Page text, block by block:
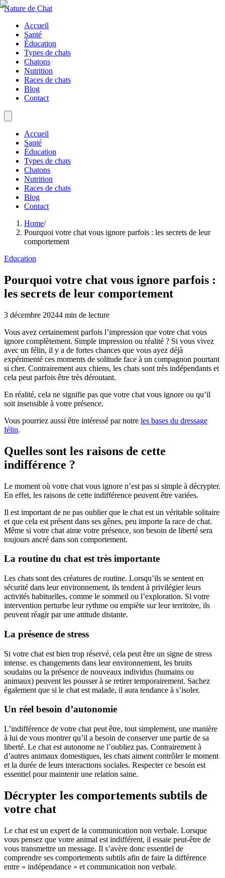
Nature de Chat
Accueil
Santé
Éducation
Types de chats
Chatons
Nutrition
Races de chats
Blog
Contact
Accueil
Santé
Éducation
Types de chats
Chatons
Nutrition
Races de chats
Blog
Contact
Home/
Pourquoi votre chat vous ignore parfois : les secrets de leur
comportement
Education
Pourquoi votre chat vous ignore parfois :
les secrets de leur comportement
3 décembre 20244 min de lecture
Vous avez certainement parfois l’impression que votre chat vous
ignore complètement. Simple impression ou réalité ? Si vous vivez
avec un félin, il y a de fortes chances que vous ayez déjà
expérimenté ces moments de solitude face à un compagnon pourtant
si cher. Contrairement aux chiens, les chats sont très indépendants et
cela peut parfois être très déroutant.
En réalité, cela ne signifie pas que votre chat vous ignore ou qu’il
soit insensible à votre présence.
Vous pourriez aussi être intéressé par notre les bases du dressage
félin.
Quelles sont les raisons de cette
indifférence ?
Le moment où votre chat vous ignore n’est pas si simple à décrypter.
En effet, les raisons de cette indifférence peuvent être variées.
Il est important de ne pas oublier que le chat est un véritable solitaire
et que cela est présent dans ses gênes, peu importe la race de chat.
Même si votre chat aime votre présence, son besoin de liberté sera
toujours ancré dans son comportement.
La routine du chat est très importante
Les chats sont des créatures de routine. Lorsqu’ils se sentent en
sécurité dans leur environnement, ils tendent à privilégier leurs
activités habituelles, comme le sommeil ou l’exploration. Si votre
intervention perturbe leur rythme ou empiète sur leur territoire, ils
peuvent réagir par une attitude distante.
La présence de stress
Si votre chat est bien trop réservé, cela peut être un signe de stress
intense. es changements dans leur environnement, les bruits
soudains ou la présence de nouveaux individus (humains ou
animaux) peuvent les pousser à se retirer temporairement. Sachez
également que si le chat est malade, il aura tendance à s’isoler.
Un réel besoin d’autonomie
L’indifférence de votre chat peut être, tout simplement, une manière
à lui de vous montrer qu’il a besoin de conserver une partie de sa
liberté. Le chat est autonome ne l’oubliez pas. Contrairement à
d’autres animaux domestiques, les chats aiment contrôler le moment
et la durée de leurs interactions sociales. Respecter ce besoin est
essentiel pour maintenir une relation saine.
Décrypter les comportements subtils de
votre chat
Le chat est un expert de la communication non verbale. Lorsque
vous pensez que votre animal est indifférent, il essaie peut-être de
vous transmettre un message. Il s’avère donc essentiel de
comprendre ses comportements subtils afin de faire la différence
entre « indépendance » et communication non verbale.